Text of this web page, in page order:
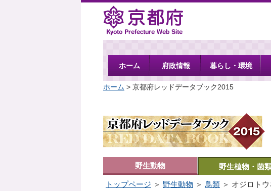
京都府
ホーム 府政情報 暮らし・環境
ホーム > 京都府レッドデータブック2015
野生動物 野生植物・菌
トップページ ＞ 野生動物 ＞ 鳥類 ＞ オジロト